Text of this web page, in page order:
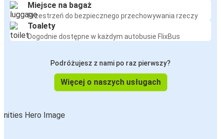
Miejsce na bagaż
Przestrzeń do bezpiecznego przechowywania rzeczy
Toalety
Dogodnie dostępne w każdym autobusie FlixBus
Podróżujesz z nami po raz pierwszy?
Więcej o naszych usługach